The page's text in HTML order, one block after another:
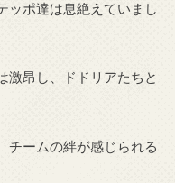
ッポ達は息絶えていまし
激昂し、ドドリアたちと
チームの絆が感じられる